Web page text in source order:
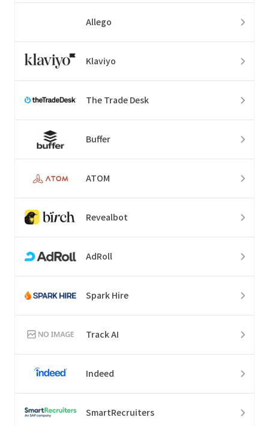
Allego
Klaviyo
The Trade Desk
Buffer
ATOM
Revealbot
AdRoll
Spark Hire
Track AI
Indeed
SmartRecruiters